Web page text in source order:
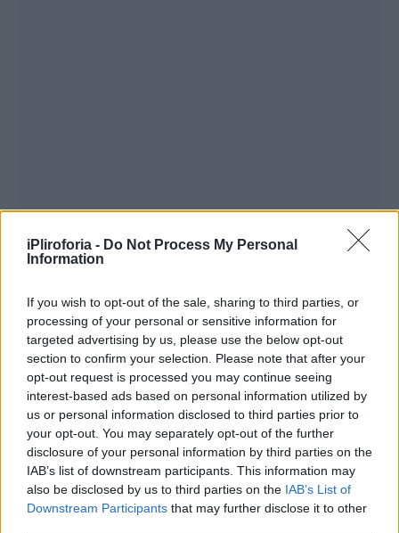
iPliroforia - Do Not Process My Personal
Information
If you wish to opt-out of the sale, sharing to third parties, or
processing of your personal or sensitive information for
targeted advertising by us, please use the below opt-out
section to confirm your selection. Please note that after your
opt-out request is processed you may continue seeing
interest-based ads based on personal information utilized by
us or personal information disclosed to third parties prior to
your opt-out. You may separately opt-out of the further
disclosure of your personal information by third parties on the
IAB’s list of downstream participants. This information may
also be disclosed by us to third parties on the IAB’s List of
Downstream Participants that may further disclose it to other
Συνεχίζοντας τόνισε πως ήταν τελειωμένη η
διμερή συμφωνία ανάμεσα σε Ελλάδα και
Αίγυπτο η οποία αναγνώριζε κυριότητα της
Μονής σε 71 ακίνητα, και προανήγγειλε πως
θα δώσει στη δημοσιότητα το κείμενο της
συμφωνίας προκειμένου να αποδειχτεί πως η
δικαστική απόφαση διαφέρει παρασάγγας
από τον εξωδικαστικό συμβιβασμό και